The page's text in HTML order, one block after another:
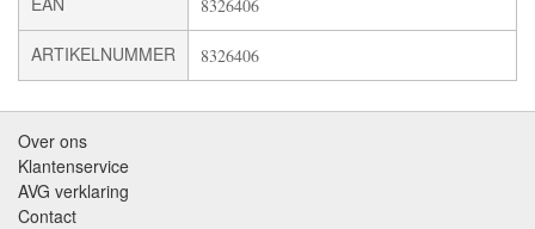
8326406
ARTIKELNUMMER 8326406
Over ons
Klantenservice
AVG verklaring
Contact